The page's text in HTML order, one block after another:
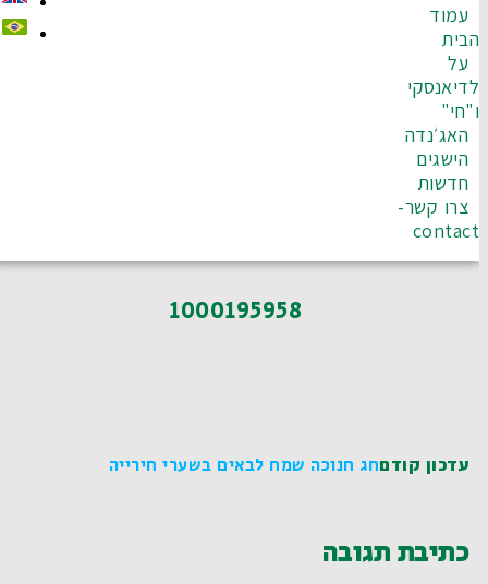
עמוד
הבית
על
לדיאנסקי
ו"חי"
האג׳נדה
הישגים
חדשות
צרו קשר-
contact
1000195958
עדכון קודםחג חנוכה שמח לבאים בשערי חירייה
כתיבת תגובה